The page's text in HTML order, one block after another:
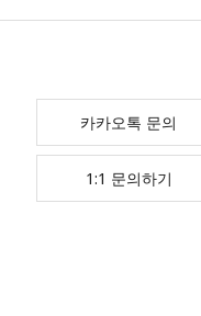
카카오톡 문의
1:1 문의하기